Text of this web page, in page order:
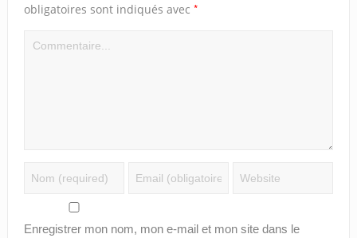
obligatoires sont indiqués avec *
Enregistrer mon nom, mon e-mail et mon site dans le